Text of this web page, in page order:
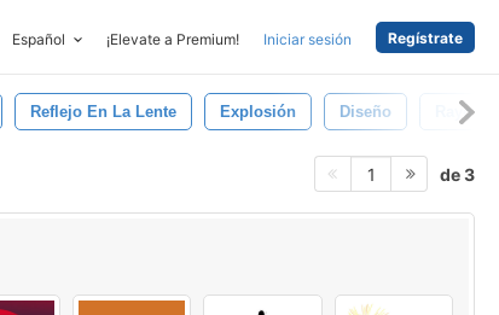
Español ¡Elevate a Premium! Iniciar sesión Regístrate
Reflejo En La Lente Explosión Diseño Rayos
1 de 3